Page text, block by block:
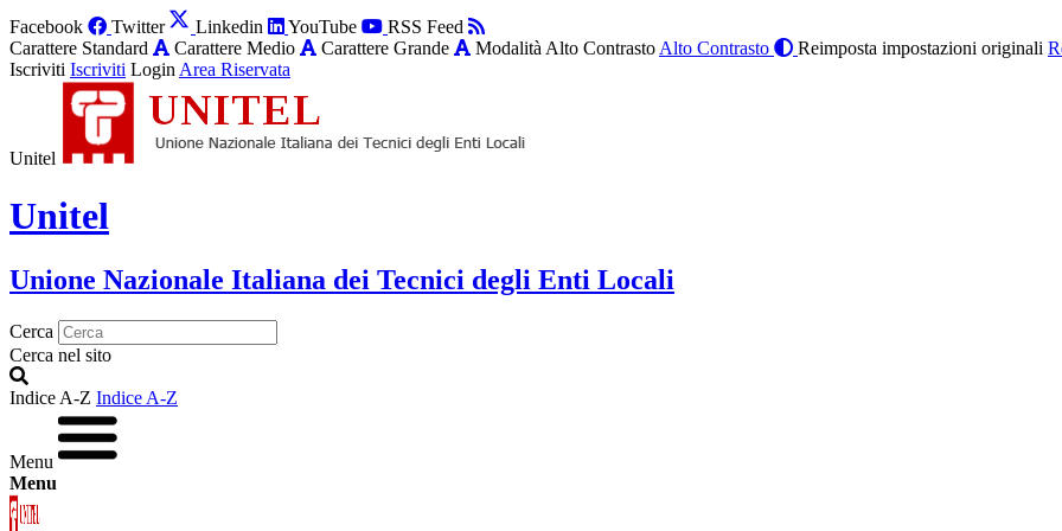
Facebook Twitter Linkedin YouTube
RSS Feed
Carattere Standard
Carattere Medio Carattere Grande Modalità Alto Contrasto Alto Contrasto Reimposta impostazioni originali
Iscriviti Iscriviti Login Area Riservata
Unitel
Unitel
Unione Nazionale Italiana dei Tecnici degli Enti Locali
Cerca
Cerca nel sito
Indice A-Z Indice A-Z
Menu
Menu